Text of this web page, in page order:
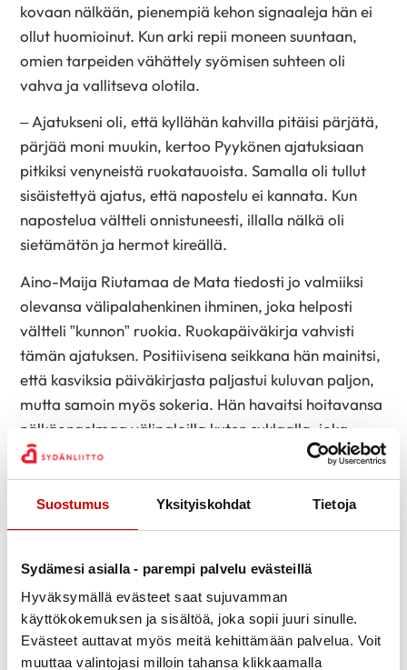
Suostumus Yksityiskohdat Tietoja
Sydämesi asialla - parempi palvelu evästeillä
Hyväksymällä evästeet saat sujuvamman
käyttökokemuksen ja sisältöä, joka sopii juuri sinulle.
Evästeet auttavat myös meitä kehittämään palvelua. Voit
muuttaa valintojasi milloin tahansa klikkaamalla
kovaan nälkään, pienempiä kehon signaaleja hän ei
ollut huomioinut. Kun arki repii moneen suuntaan,
omien tarpeiden vähättely syömisen suhteen oli
vahva ja vallitseva olotila.
– Ajatukseni oli, että kyllähän kahvilla pitäisi pärjätä,
pärjää moni muukin, kertoo Pyykönen ajatuksiaan
pitkiksi venyneistä ruokatauoista. Samalla oli tullut
sisäistettyä ajatus, että napostelu ei kannata. Kun
napostelua vältteli onnistuneesti, illalla nälkä oli
sietämätön ja hermot kireällä.
Aino-Maija Riutamaa de Matatiedosti jo valmiiksi
olevansa välipalahenkinen ihminen, joka helposti
vältteli ”kunnon” ruokia. Ruokapäiväkirja vahvisti
tämänajatuksen. Positiivisena seikkana hän mainitsi,
että kasviksia päiväkirjasta paljastui kuluvan paljon,
mutta samoin myös sokeria. Hän havaitsi hoitavansa
nälkäongelmaa välipaloilla kuten suklaalla, joka
toimi kyllä hetkellisesti, mutta ei tuntunut pidemmän
päälle hyvältä. Näin ollen kokonaisuuskaan ei
tuntunut hyvältä. Juuri
naposteluun Riutamaa de Mata halusikin muutosta.
Kunnon lounaasta ratkaisu
Konkreettista tavoitetta ravitsemusterapeutin kanssa
asetettaessa, molemmat naiset päätyivät
tavoittelemaan kunnon lounaan syöntiä. Lisäksi